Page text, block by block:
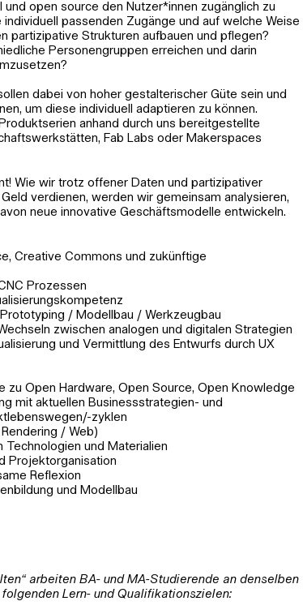
open source den Nutzer*innen zugänglich zu
passenden Zugänge und auf welche Weise
partizipative Strukturen aufbauen und pflegen?
Personengruppen erreichen und darin
dabei von hoher gestalterischer Güte sein und
um diese individuell adaptieren zu können.
anhand durch uns bereitgestellte
Fab Labs oder Makerspaces
Wie wir trotz offener Daten und partizipativer
verdienen, werden wir gemeinsam analysieren,
neue innovative Geschäftsmodelle entwickeln.
Creative Commons und zukünftige
Prozessen
/ Modellbau / Werkzeugbau
zwischen analogen und digitalen Strategien
und Vermittlung des Entwurfs durch UX
zu Open Hardware, Open Source, Open Knowledge
mit aktuellen Businessstrategien- und
zyklen
/ Web)
und Materialien
Projektorganisation
Reflexion
und Modellbau
arbeiten BA- und MA-Studierende an denselben
Lern- und Qualifikationszielen: